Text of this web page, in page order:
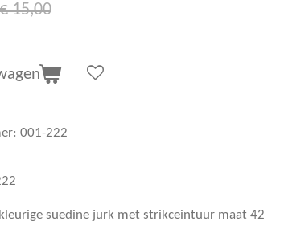
€ 15,00
001-222
suedine jurk met strikceintuur maat 42